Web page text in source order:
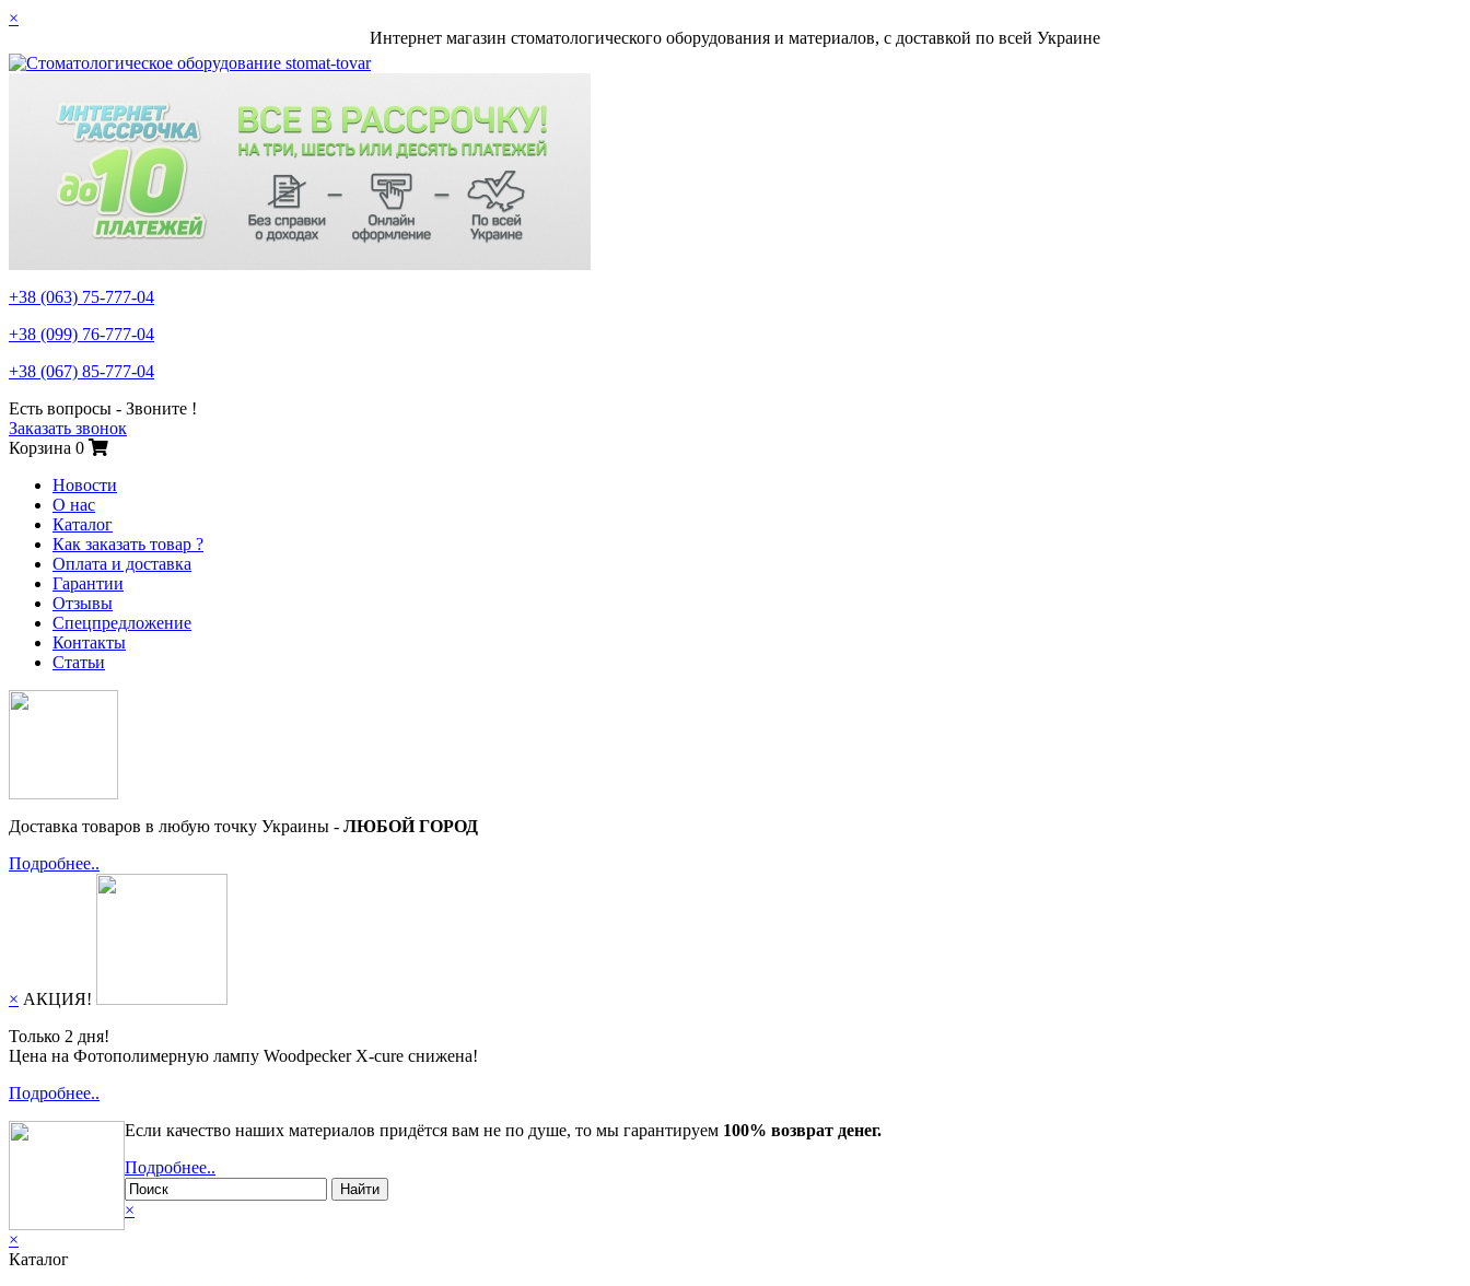
×
Интернет магазин стоматологического оборудования и материалов, c доставкой по всей Украине
+38 (063) 75-777-04
+38 (099) 76-777-04
+38 (067) 85-777-04
Есть вопросы - Звоните !
Заказать звонок
Корзина 0
Новости
О нас
Каталог
Как заказать товар ?
Оплата и доставка
Гарантии
Отзывы
Спецпредложение
Контакты
Статьи
Доставка товаров в любую точку Украины - ЛЮБОЙ ГОРОД
Подробнее..
× АКЦИЯ!
Только 2 дня!
Цена на Фотополимерную лампу Woodpecker X-cure снижена!
Подробнее..
Если качество наших материалов придётся вам не по душе, то мы гарантируем 100% возврат денег.
Подробнее..
Найти
×
×
Каталог